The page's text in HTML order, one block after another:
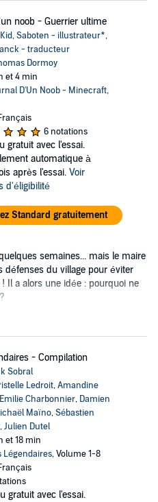
noob - Guerrier ultime
,Saboten - illustrateur*,
- traducteur
Dormoy
et 4 min
D'Un Noob - Minecraft,
6 notations
gratuit avec l'essai.
automatique à
après l'essai. Voir
d'éligibilité
Standard gratuitement
semaines... mais le maire
défenses du village pour éviter
Il a alors une idée : pourquoi ne
- Compilation
Sobral
Ledroit,Amandine
Emilie Charbonnier, Damien
Maïno,Sébastien
,Julien Dutel
et 18 min
Légendaires, Volume 1-8
gratuit avec l'essai.